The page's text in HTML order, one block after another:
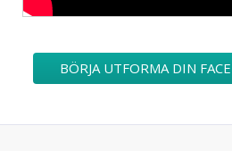
BÖRJA UTFORMA DIN